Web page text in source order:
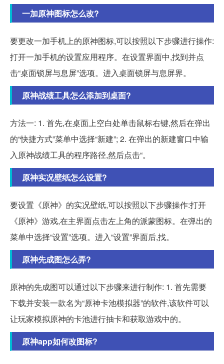
一加原神图标怎么改?
要更改一加手机上的原神图标,可以按照以下步骤进行操作:
打开一加手机的设置应用程序。在设置界面中,找到并点
击“桌面锁屏与息屏”选项。进入桌面锁屏与息屏界。
原神战绩工具怎么添加到桌面?
方法一: 1. 首先,在桌面上空白处单击鼠标右键,然后在弹出
的“快捷方式”菜单中选择“新建”; 2. 在弹出的新建窗口中输
入原神战绩工具的程序路径,然后点击“。
原神实况壁纸怎么设置?
要设置《原神》的实况壁纸,可以按照以下步骤操作:打开
《原神》游戏,在主界面点击左上角的派蒙图标。在弹出的
菜单中选择“设置”选项。进入“设置”界面后,找。
原神先成图怎么弄?
原神的先成图可以通过以下步骤来进行制作: 1. 首先需要
下载并安装一款名为“原神卡池模拟器”的软件,该软件可以
让玩家模拟原神的卡池进行抽卡和获取游戏中的。
原神app如何改图标?